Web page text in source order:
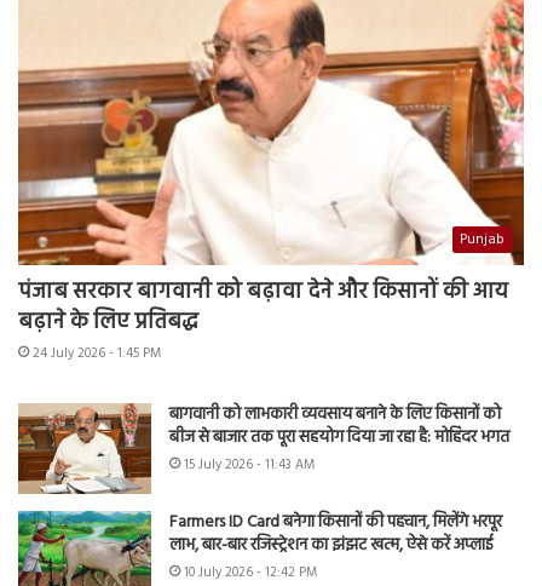
Punjab
पंजाब सरकार बागवानी को बढ़ावा देने और किसानों की आय
बढ़ाने के लिए प्रतिबद्ध
24 July 2026 - 1:45 PM
बागवानी को लाभकारी व्यवसाय बनाने के लिए किसानों को
बीज से बाजार तक पूरा सहयोग दिया जा रहा है: मोहिंदर भगत
15 July 2026 - 11:43 AM
Farmers ID Card बनेगा किसानों की पहचान, मिलेंगे भरपूर
लाभ, बार-बार रजिस्ट्रेशन का झंझट खत्म, ऐसे करें अप्लाई
10 July 2026 - 12:42 PM